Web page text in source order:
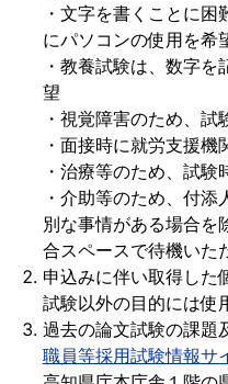
・文字を書くことに
にパソコンの使用を希
・教養試験は、数字
望
・視覚障害のため、
・面接時に就労支援
・治療等のため、試
・介助等のため、付
別な事情がある場合を
合スペースで待機いた
申込みに伴い取得した
試験以外の目的には使
過去の論文試験の課題
職員等採用試験情報サ